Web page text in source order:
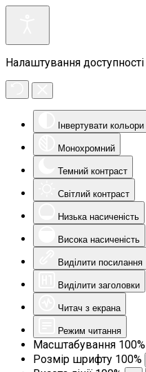
Налаштування доступності
Інвертувати кольори
Монохромний
Темний контраст
Світлий контраст
Низька насиченість
Висока насиченість
Виділити посилання
Виділити заголовки
Читач з екрана
Режим читання
Масштабування 100%
Розмір шрифту 100%